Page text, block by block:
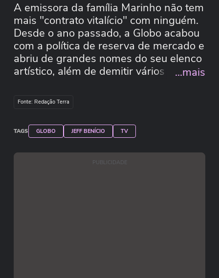
A emissora da família Marinho não tem
mais "contrato vitalício" com ninguém.
Desde o ano passado, a Globo acabou
com a política de reserva de mercado e
abriu de grandes nomes do seu elenco
artístico, além de demitir vários
...mais
Fonte: Redação Terra
TAGS GLOBO JEFF BENÍCIO TV
PUBLICIDADE